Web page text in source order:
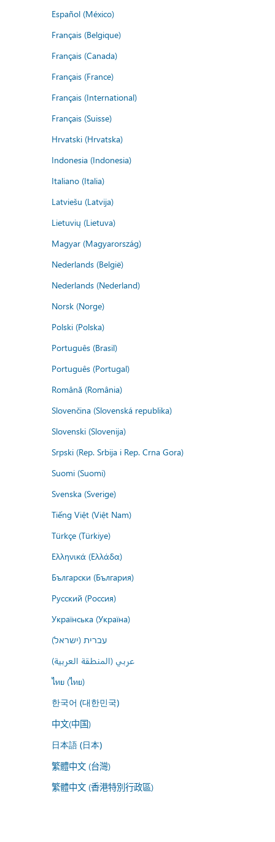
Español (México)
Français (Belgique)
Français (Canada)
Français (France)
Français (International)
Français (Suisse)
Hrvatski (Hrvatska)
Indonesia (Indonesia)
Italiano (Italia)
Latviešu (Latvija)
Lietuvių (Lietuva)
Magyar (Magyarország)
Nederlands (België)
Nederlands (Nederland)
Norsk (Norge)
Polski (Polska)
Português (Brasil)
Português (Portugal)
Română (România)
Slovenčina (Slovenská republika)
Slovenski (Slovenija)
Srpski (Rep. Srbija i Rep. Crna Gora)
Suomi (Suomi)
Svenska (Sverige)
Tiếng Việt (Việt Nam)
Türkçe (Türkiye)
Ελληνικά (Ελλάδα)
Български (България)
Русский (Россия)
Українська (Україна)
עברית (ישראל)
عربي (المنطقة العربية)
ไทย (ไทย)
한국어 (대한민국)
中文(中国)
日本語 (日本)
繁體中文 (台灣)
繁體中文 (香港特別行政區)